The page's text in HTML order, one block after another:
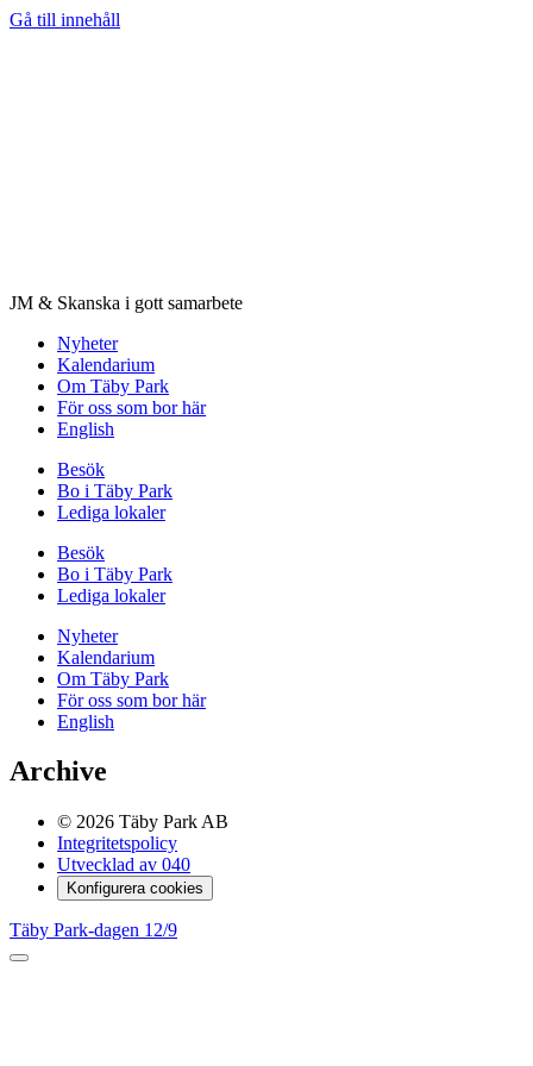
Gå till innehåll
JM & Skanska i gott samarbete
Nyheter
Kalendarium
Om Täby Park
För oss som bor här
English
Besök
Bo i Täby Park
Lediga lokaler
Besök
Bo i Täby Park
Lediga lokaler
Nyheter
Kalendarium
Om Täby Park
För oss som bor här
English
Archive
© 2026 Täby Park AB
Integritetspolicy
Utvecklad av 040
Konfigurera cookies
Täby Park-dagen 12/9